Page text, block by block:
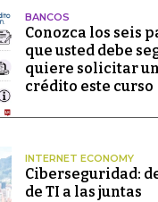
BANCOS
Conozca los seis
que usted debe
quiere solicitar un
crédito este curso
INTERNET ECONOMY
Ciberseguridad:
de TI a las juntas